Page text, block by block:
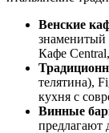
Венские
знаменитый
Кафе
телятина),
кухня с
Винные
предлагают